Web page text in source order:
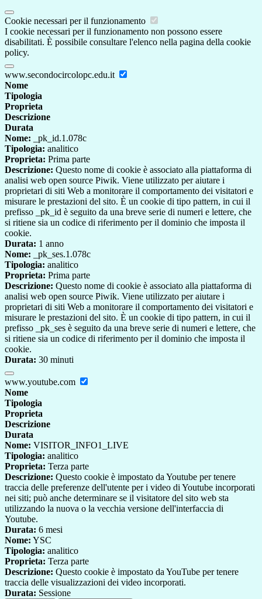
Cookie necessari per il funzionamento
I cookie necessari per il funzionamento non possono essere
disabilitati. È possibile consultare l'elenco nella pagina della cookie
policy.
www.secondocircolopc.edu.it
Nome
Tipologia
Proprieta
Descrizione
Durata
Nome: _pk_id.1.078c
Tipologia: analitico
Proprieta: Prima parte
Descrizione: Questo nome di cookie è associato alla piattaforma di
analisi web open source Piwik. Viene utilizzato per aiutare i
proprietari di siti Web a monitorare il comportamento dei visitatori e
misurare le prestazioni del sito. È un cookie di tipo pattern, in cui il
prefisso _pk_id è seguito da una breve serie di numeri e lettere, che
si ritiene sia un codice di riferimento per il dominio che imposta il
cookie.
Durata: 1 anno
Nome: _pk_ses.1.078c
Tipologia: analitico
Proprieta: Prima parte
Descrizione: Questo nome di cookie è associato alla piattaforma di
analisi web open source Piwik. Viene utilizzato per aiutare i
proprietari di siti Web a monitorare il comportamento dei visitatori e
misurare le prestazioni del sito. È un cookie di tipo pattern, in cui il
prefisso _pk_ses è seguito da una breve serie di numeri e lettere, che
si ritiene sia un codice di riferimento per il dominio che imposta il
cookie.
Durata: 30 minuti
www.youtube.com
Nome
Tipologia
Proprieta
Descrizione
Durata
Nome: VISITOR_INFO1_LIVE
Tipologia: analitico
Proprieta: Terza parte
Descrizione: Questo cookie è impostato da Youtube per tenere
traccia delle preferenze dell'utente per i video di Youtube incorporati
nei siti; può anche determinare se il visitatore del sito web sta
utilizzando la nuova o la vecchia versione dell'interfaccia di
Youtube.
Durata: 6 mesi
Nome: YSC
Tipologia: analitico
Proprieta: Terza parte
Descrizione: Questo cookie è impostato da YouTube per tenere
traccia delle visualizzazioni dei video incorporati.
Durata: Sessione